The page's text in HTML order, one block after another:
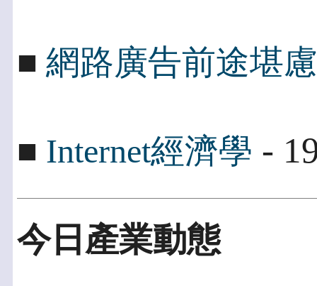
■ 網路廣告前途堪慮
■ Internet經濟學 -
今日產業動態